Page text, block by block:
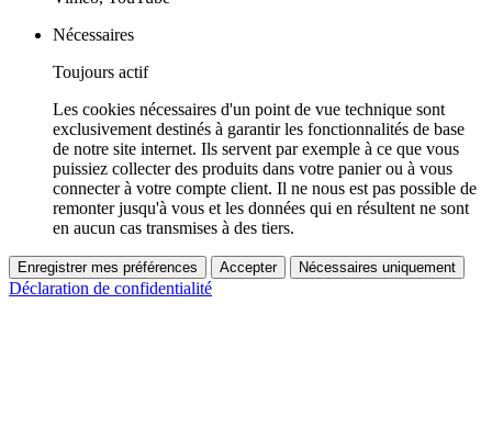
Nécessaires
Toujours actif
Les cookies nécessaires d'un point de vue technique sont
exclusivement destinés à garantir les fonctionnalités de base
de notre site internet. Ils servent par exemple à ce que vous
puissiez collecter des produits dans votre panier ou à vous
connecter à votre compte client. Il ne nous est pas possible de
remonter jusqu'à vous et les données qui en résultent ne sont
en aucun cas transmises à des tiers.
Enregistrer mes préférences Accepter Nécessaires uniquement
Déclaration de confidentialité